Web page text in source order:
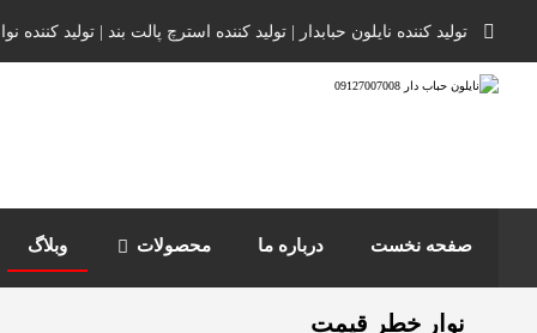
تولید کننده نایلون حبابدار | تولید کننده استرچ پالت بند | تولید کننده
صفحه نخست درباره ما محصولات وبلاگ
نوار خطر قیمت